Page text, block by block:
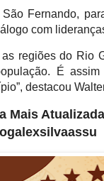
Fernando,
com
regiões do Rio
É
destacou